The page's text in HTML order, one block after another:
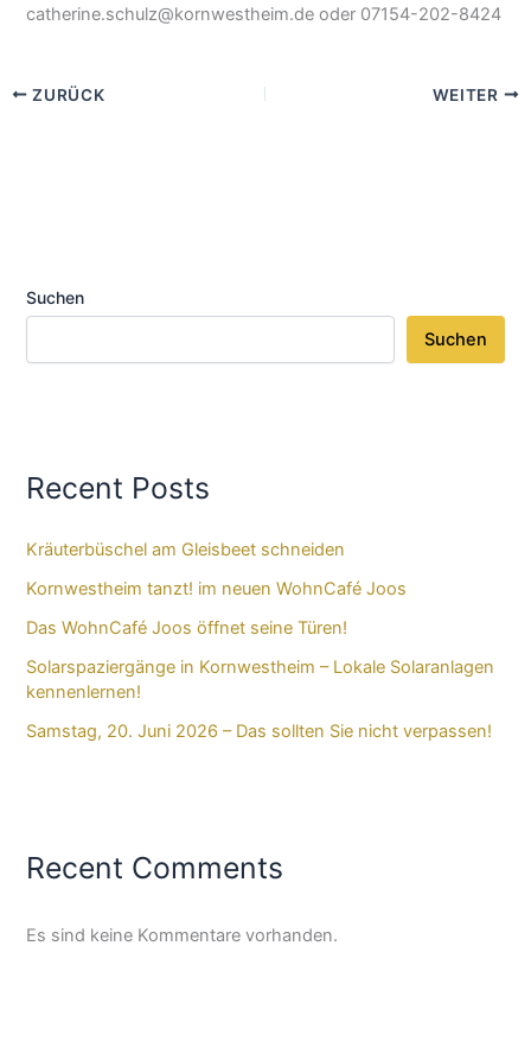
catherine.schulz@kornwestheim.de oder 07154-202-8424
ZURÜCK WEITER
Suchen
Suchen
Recent Posts
Kräuterbüschel am Gleisbeet schneiden
Kornwestheim tanzt! im neuen WohnCafé Joos
Das WohnCafé Joos öffnet seine Türen!
Solarspaziergänge in Kornwestheim – Lokale Solaranlagen
kennenlernen!
Samstag, 20. Juni 2026 – Das sollten Sie nicht verpassen!
Recent Comments
Es sind keine Kommentare vorhanden.